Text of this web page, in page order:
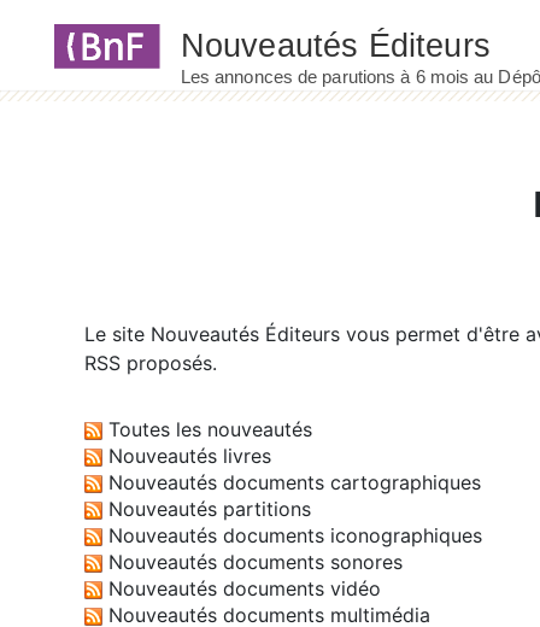
Le site Nouveautés Éditeurs vous permet d'être
RSS proposés.
Toutes les nouveautés
Nouveautés livres
Nouveautés documents cartographiques
Nouveautés partitions
Nouveautés documents iconographiques
Nouveautés documents sonores
Nouveautés documents vidéo
Nouveautés documents multimédia